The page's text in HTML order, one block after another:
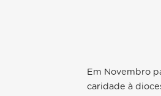
Em Novembro
caridade à